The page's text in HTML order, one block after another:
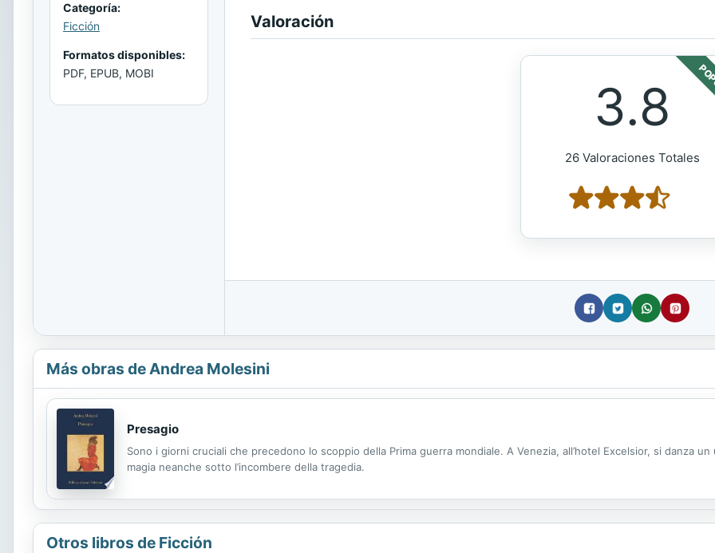
Categoría:
Ficción
Formatos disponibles:
PDF, EPUB, MOBI
Valoración
3.8
26 Valoraciones Totales
Más obras de Andrea Molesini
Presagio
Sono i giorni cruciali che precedono lo scoppio della Prima guerra mondiale. A Venezia, all’hotel Excelsior, si danza
magia neanche sotto l’incombere della tragedia.
Otros libros de Ficción